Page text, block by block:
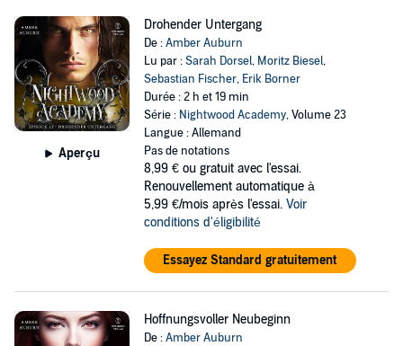
Aperçu
Drohender Untergang
De :Amber Auburn
Lu par :Sarah Dorsel, Moritz Biesel,
Sebastian Fischer, Erik Borner
Durée : 2 h et 19 min
Série : Nightwood Academy, Volume 23
Langue : Allemand
Pas de notations
8,99 € ou gratuit avec l'essai.
Renouvellement automatique à
5,99 €/mois après l'essai. Voir
conditions d'éligibilité
Essayez Standard gratuitement
Hoffnungsvoller Neubeginn
De :Amber Auburn